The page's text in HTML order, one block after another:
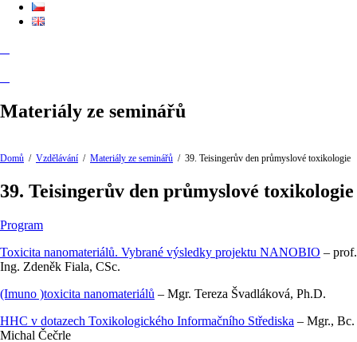
Materiály ze seminářů
Domů / Vzdělávání / Materiály ze seminářů / 39. Teisingerův den průmyslové toxikologie
39. Teisingerův den průmyslové toxikologie
Program
Toxicita nanomateriálů. Vybrané výsledky projektu NANOBIO – prof.
Ing. Zdeněk Fiala, CSc.
(Imuno )toxicita nanomateriálů – Mgr. Tereza Švadláková, Ph.D.
HHC v dotazech Toxikologického Informačního Střediska – Mgr., Bc.
Michal Čečrle